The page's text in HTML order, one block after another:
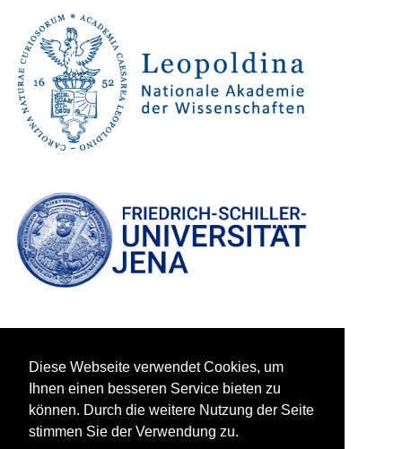
Diese Webseite verwendet Cookies, um
Ihnen einen besseren Service bieten zu
können. Durch die weitere Nutzung der Seite
stimmen Sie der Verwendung zu.